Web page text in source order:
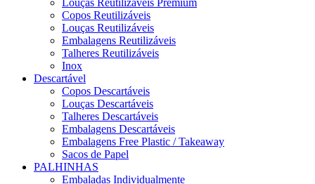
Louças Reutilizáveis Premium
Copos Reutilizáveis
Louças Reutilizáveis
Embalagens Reutilizáveis
Talheres Reutilizáveis
Inox
Descartável
Copos Descartáveis
Louças Descartáveis
Talheres Descartáveis
Embalagens Descartáveis
Embalagens Free Plastic / Takeaway
Sacos de Papel
PALHINHAS
Embaladas Individualmente